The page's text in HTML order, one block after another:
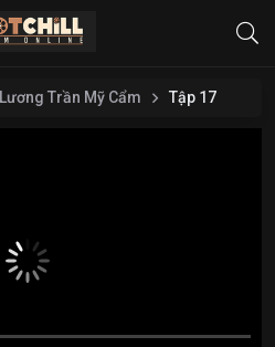
Lương Trần Mỹ Cẩm Tập 17